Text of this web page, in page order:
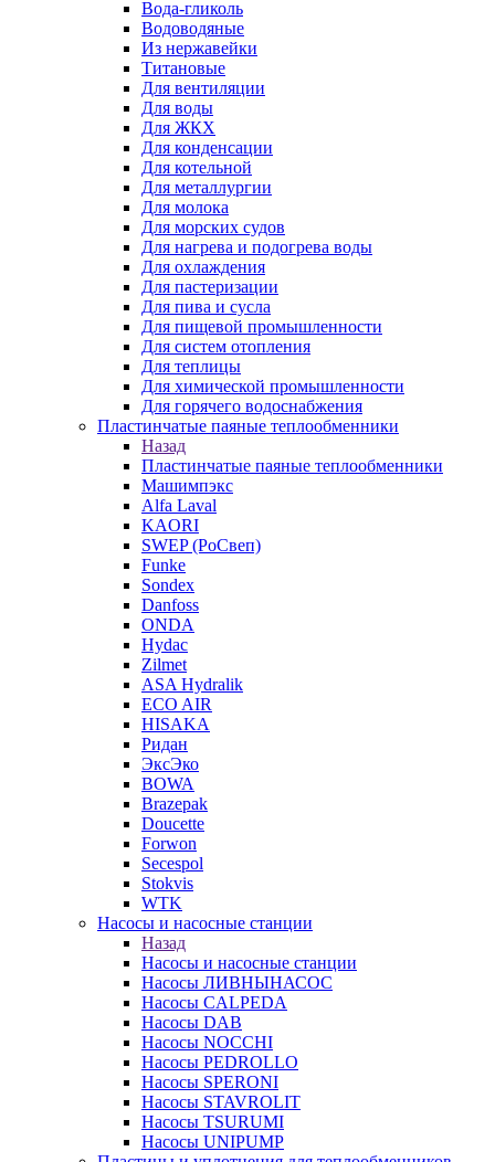
Вода-гликоль
Водоводяные
Из нержавейки
Титановые
Для вентиляции
Для воды
Для ЖКХ
Для конденсации
Для котельной
Для металлургии
Для молока
Для морских судов
Для нагрева и подогрева воды
Для охлаждения
Для пастеризации
Для пива и сусла
Для пищевой промышленности
Для систем отопления
Для теплицы
Для химической промышленности
Для горячего водоснабжения
Пластинчатые паяные теплообменники
Назад
Пластинчатые паяные теплообменники
Машимпэкс
Alfa Laval
KAORI
SWEP (РоСвеп)
Funke
Sondex
Danfoss
ONDA
Hydac
Zilmet
ASA Hydralik
ECO AIR
HISAKA
Ридан
ЭксЭко
BOWA
Brazepak
Doucette
Forwon
Secespol
Stokvis
WTK
Насосы и насосные станции
Назад
Насосы и насосные станции
Насосы ЛИВНЫНАСОС
Насосы CALPEDA
Насосы DAB
Насосы NOCCHI
Насосы PEDROLLO
Насосы SPERONI
Насосы STAVROLIT
Насосы TSURUMI
Насосы UNIPUMP